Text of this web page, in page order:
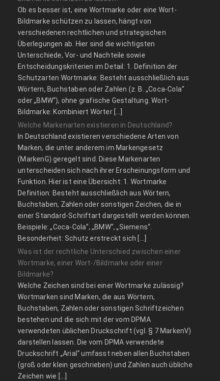
Ob es besser ist, eine Wortmarke oder eine Wort-
Bildmarke schützen zu lassen, hängt von
verschiedenen rechtlichen und strategischen
Überlegungen ab. Hier sind die wichtigsten
Unterschiede, Vor- und Nachteile sowie
Entscheidungskriterien im Detail: 1. Definition der
Schutzarten Wortmarke: Besteht ausschließlich aus
Wörtern, Buchstaben oder Zahlen (z. B. „Coca-Cola“
oder „BMW“), ohne grafische Gestaltung. Wort-
Bildmarke: Kombiniert Wörter […]
Welche Markenarten existieren in Deutschland?
In Deutschland existieren verschiedene Arten von
Marken, die unter anderem im Markengesetz
(MarkenG) geregelt sind. Diese Markenarten
unterscheiden sich nach ihrer Erscheinungsform und
Funktion. Hier ist eine Übersicht: 1. Wortmarke
Definition: Besteht ausschließlich aus Wörtern,
Buchstaben, Zahlen oder sonstigen Zeichen, die in
einer Standard-Schriftart dargestellt werden können.
Beispiele: „Coca-Cola“, „BMW“, „Siemens“.
Besonderheit: Schutz erstreckt sich […]
Was ist der rechtliche Unterschied zwischen einer
Wortmarke, einer Wort-/Bildmarke oder einer
Bildmarke?
Welche Zeichen sind bei einer Wortmarke zulässig?
Wortmarken sind Marken, die aus Wörtern,
Buchstaben, Zahlen oder sonstigen Schriftzeichen
bestehen und die sich mit der vom DPMA
verwendeten üblichen Druckschrift (vgl. § 7 MarkenV)
darstellen lassen. Die vom DPMA verwendete
Druckschrift „Arial“ umfasst neben allen Buchstaben
(groß oder klein geschrieben) und Zahlen auch übliche
Zeichen wie […]